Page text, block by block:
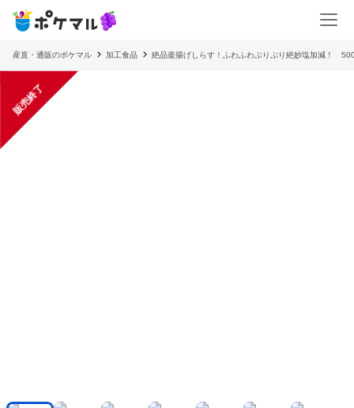
産直・通販のポケマル 加工食品 絶品釜揚げしらす！ふわふわぷりぷり絶妙塩加減！
販売終了